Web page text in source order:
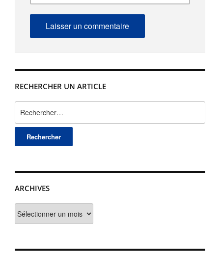
RECHERCHER UN ARTICLE
ARCHIVES